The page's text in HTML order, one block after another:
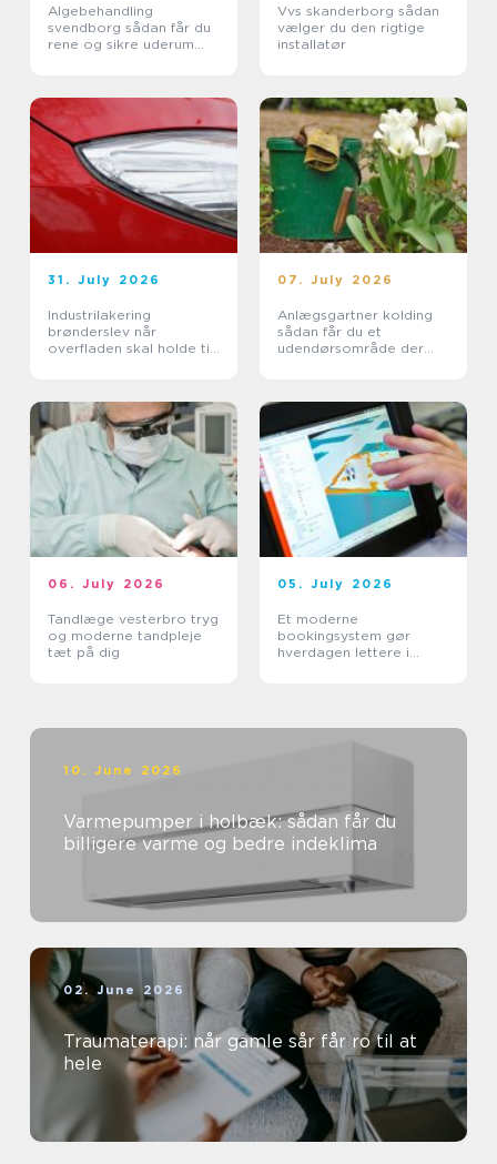
Algebehandling
svendborg sådan får du
rene og sikre uderum
Vvs skanderborg sådan
vælger du den rigtige
installatør
31. July 2026
Industrilakering
brønderslev når
overfladen skal holde til
07. July 2026
Anlægsgartner kolding
sådan får du et
udendørsområde der
06. July 2026
Tandlæge vesterbro tryg
og moderne tandpleje
tæt på dig
05. July 2026
Et moderne
bookingsystem gør
hverdagen lettere i
10. June 2026
Varmepumper i holbæk: sådan får du
billigere varme og bedre indeklima
02. June 2026
Traumaterapi: når gamle sår får ro til at
hele